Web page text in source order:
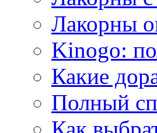
Лакорны
Kinogo:
Какие
Полный